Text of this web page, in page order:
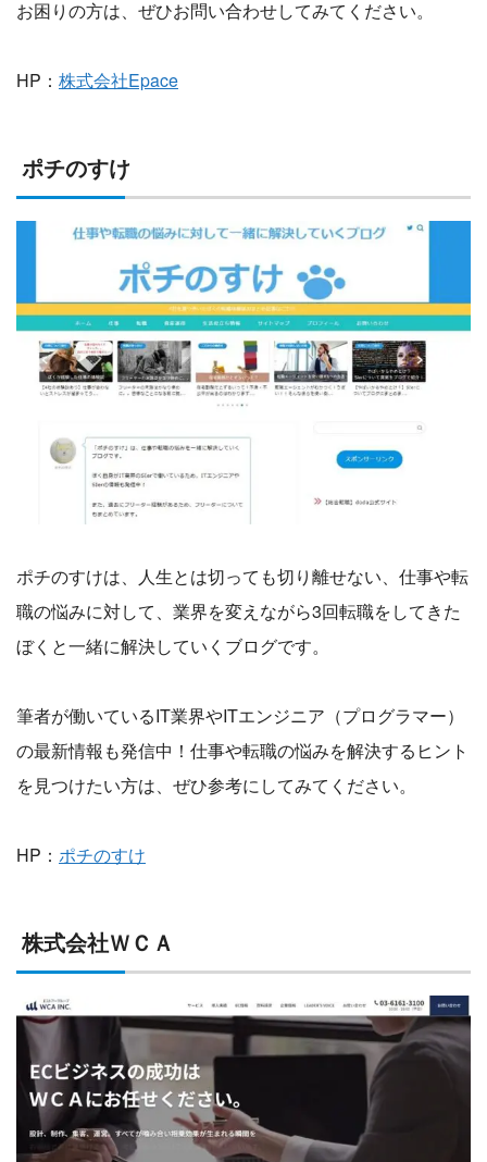
お困りの方は、ぜひお問い合わせしてみてください。
HP： 株式会社Epace
ポチのすけ
ポチのすけは、人生とは切っても切り離せない、仕事や転
職の悩みに対して、業界を変えながら3回転職をしてきた
ぼくと一緒に解決していくブログです。
筆者が働いているIT業界やITエンジニア（プログラマー）
の最新情報も発信中！仕事や転職の悩みを解決するヒント
を見つけたい方は、ぜひ参考にしてみてください。
HP： ポチのすけ
株式会社ＷＣＡ